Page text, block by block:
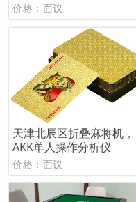
价格：面议
天津北辰区折叠麻将机，
AKK单人操作分析仪
价格：面议